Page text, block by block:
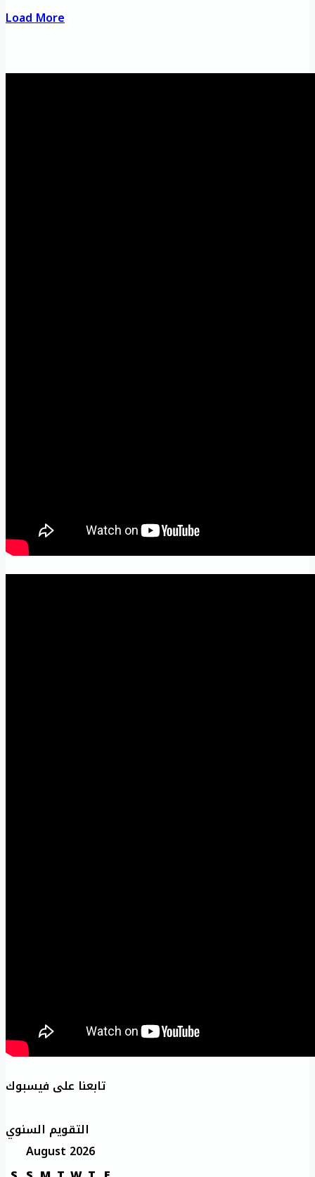
Load More
تابعنا على فيسبوك
التقويم السنوي
August 2026